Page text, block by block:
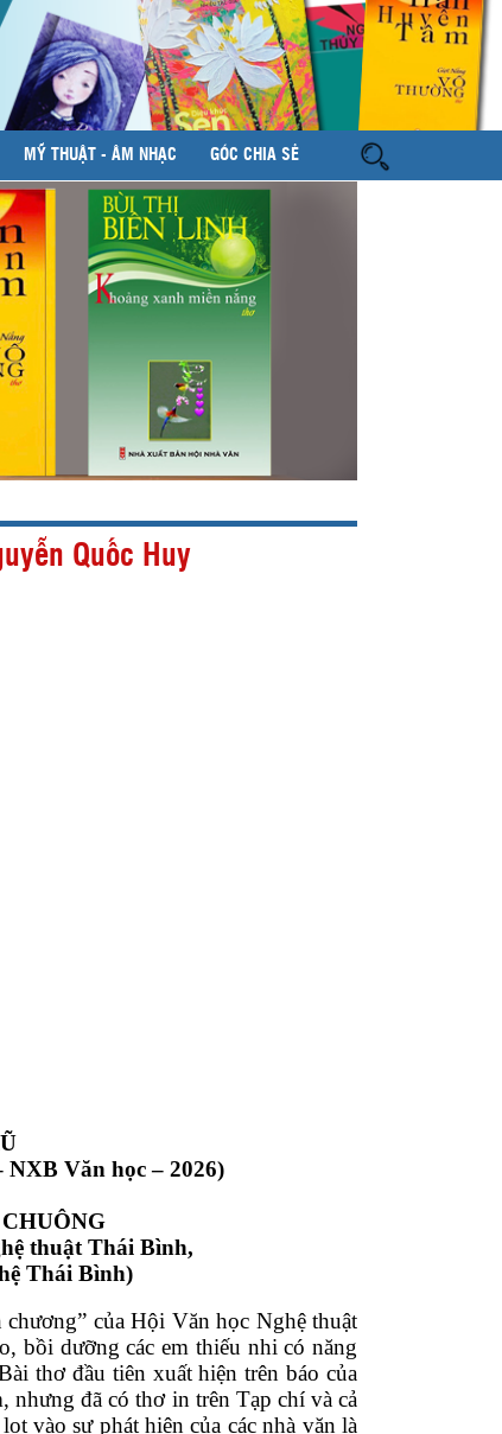
MỸ THUẬT - ÂM NHẠC GÓC CHIA SẺ
Quốc Huy
NXB Văn học – 2026)
Thái Bình,
Bình)
của Hội Văn học Nghệ thuật
bồi dưỡng các em thiếu nhi có năng
thơ đầu tiên xuất hiện trên báo của
đã có thơ in trên Tạp chí và cả
vào sự phát hiện của các nhà văn là